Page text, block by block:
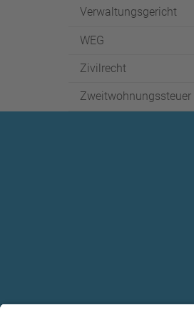
Verwaltungsgericht
WEG
Zivilrecht
Zweitwohnungssteuer